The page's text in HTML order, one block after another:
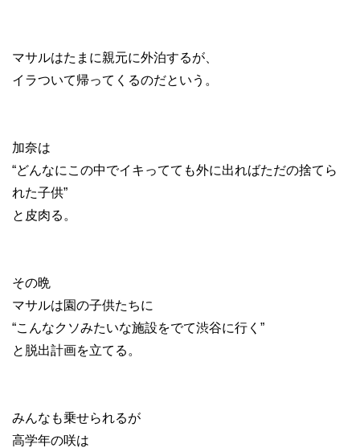
マサルはたまに親元に外泊するが、
イラついて帰ってくるのだという。
加奈は
“どんなにこの中でイキってても外に出ればただの捨てら
れた子供”
と皮肉る。
その晩
マサルは園の子供たちに
“こんなクソみたいな施設をでて渋谷に行く”
と脱出計画を立てる。
みんなも乗せられるが
高学年の咲は